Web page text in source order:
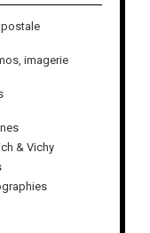
postale
imagerie
& Vichy